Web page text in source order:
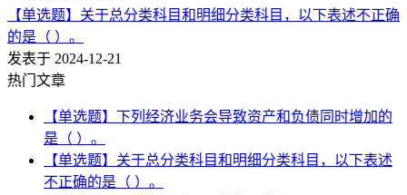
【单选题】关于总分类科目和明细分类科目，以下表述不正确
的是（ ）。
发表于 2024-12-21
热门文章
【单选题】下列经济业务会导致资产和负债同时增加的
是（ ）。
【单选题】关于总分类科目和明细分类科目，以下表述
不正确的是（ ）。